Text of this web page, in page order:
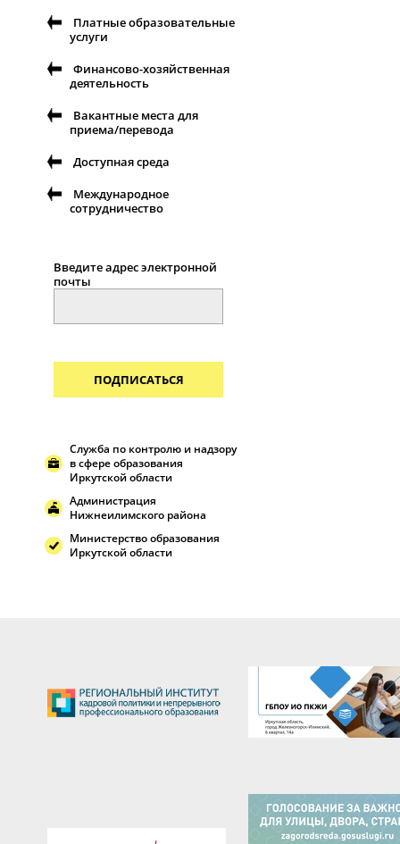
Платные образовательные
услуги
Финансово-хозяйственная
деятельность
Вакантные места для
приема/перевода
Доступная среда
Международное
сотрудничество
Введите адрес электронной
почты
ПОДПИСАТЬСЯ
Служба по контролю и надзору
в сфере образования
Иркутской области
Администрация
Нижнеилимского района
Министерство образования
Иркутской области